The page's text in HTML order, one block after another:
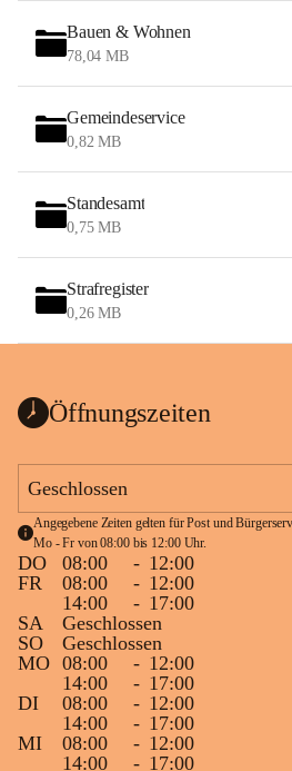
Bauen & Wohnen
78,04 MB
Gemeindeservice
0,82 MB
Standesamt
0,75 MB
Strafregister
0,26 MB
Öffnungszeiten
Geschlossen
Angegebene Zeiten gelten für Post und
Mo - Fr von 08:00 bis 12:00 Uhr.
DO 08:00 - 12:00
FR
08:00 - 12:00
14:00
- 17:00
SA
Geschlossen
SO
Geschlossen
MO 08:00 - 12:00
14:00
- 17:00
DI
08:00 - 12:00
14:00
- 17:00
MI
08:00 - 12:00
14:00
- 17:00